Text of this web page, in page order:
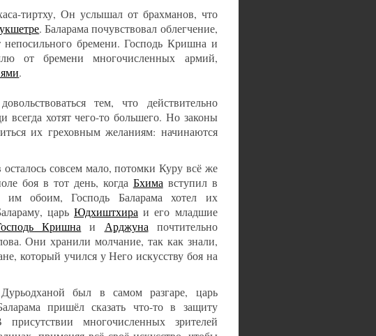
тиртху, Он услышал от брахманов, что
. Баларама почувствовал облегчение,
непосильного бремени. Господь Кришна и
от бремени многочисленных армий,
.
тем, что действительно
хотят чего-то большего. Но законы
их греховным желаниям: начинаются
совсем мало, потомки Куру всё же
боя в тот день, когда Бхима вступил в
обоим, Господь Баларама хотел их
царь Юдхиштхира и его младшие
Кришна и Арджуна почтительно
Они хранили молчание, так как знали,
который учился у Него искусству боя на
был в самом разгаре, царь
пришёл сказать что-то в защиту
многочисленных зрителей